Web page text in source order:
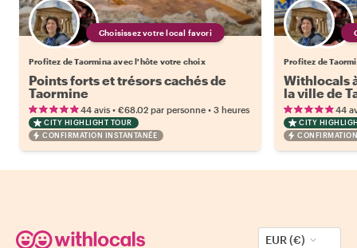
Choisissez votre local favori
Profitez de Taormina avec l'hôte votre choix
Points forts et trésors cachés de
Taormine
44 avis • €68.02 par personne • 3 heures
CITY HIGHLIGHT TOUR
CONFIRMATION INSTANTANÉE
Profitez de
Withlocals
la ville de
44
CITY
EUR (€)